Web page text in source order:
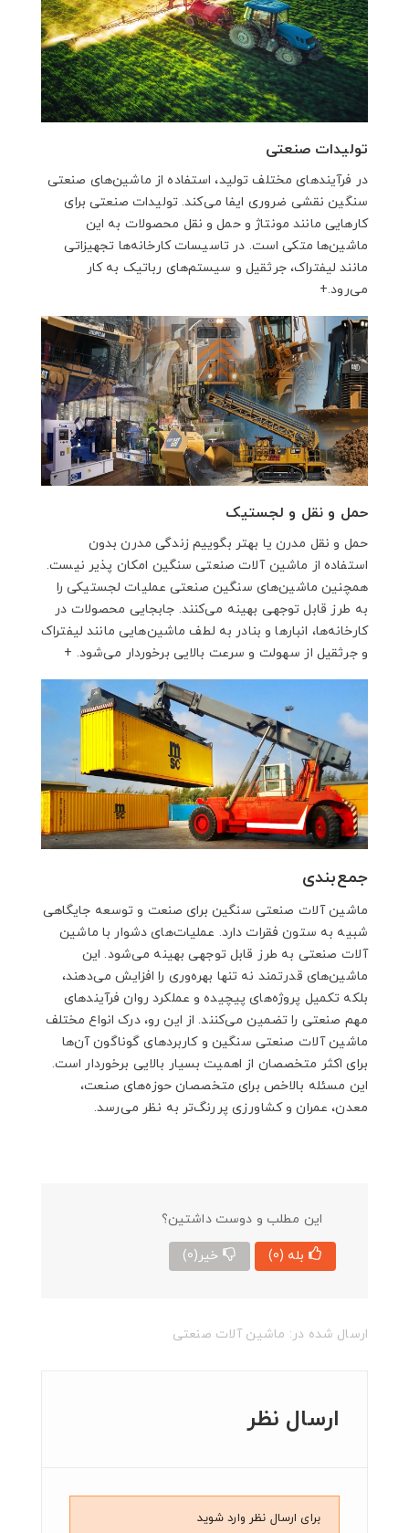
تولیدات صنعتی
در فرآیندهای مختلف تولید، استفاده از ماشین‌های صنعتی
سنگین نقشی ضروری ایفا می‌کند. تولیدات صنعتی برای
کارهایی مانند مونتاژ و حمل و نقل محصولات به این
ماشین‌ها متکی است. در تاسیسات کارخانه‌ها تجهیزاتی
مانند لیفتراک، جرثقیل و سیستم‌های رباتیک به کار
می‌رود.+
حمل و نقل و لجستیک
حمل و نقل مدرن یا بهتر بگوییم زندگی مدرن بدون
استفاده از ماشین آلات صنعتی سنگین امکان پذیر نیست.
همچنین ماشین‌های سنگین صنعتی عملیات لجستیکی را
به طرز قابل توجهی بهینه می‌کنند. جابجایی محصولات در
کارخانه‌ها، انبارها و بنادر به لطف ماشین‌هایی مانند لیفتراک
و جرثقیل از سهولت و سرعت بالایی برخوردار می‌شود. +
جمع‌بندی
ماشین آلات صنعتی سنگین برای صنعت و توسعه جایگاهی
شبیه به ستون فقرات دارد. عملیات‌های دشوار با ماشین
آلات صنعتی به طرز قابل توجهی بهینه می‌شود. این
ماشین‌های قدرتمند نه تنها بهره‌وری را افزایش می‌دهند،
بلکه تکمیل پروژه‌های پیچیده و عملکرد روان فرآیندهای
مهم صنعتی را تضمین می‌کنند. از این رو، درک انواع مختلف
ماشین آلات صنعتی سنگین و کاربردهای گوناگون آن‌ها
برای اکثر متخصصان از اهمیت بسیار بالایی برخوردار است.
این مسئله بالاخص برای متخصصان حوزه‌های صنعت،
معدن، عمران و کشاورزی پررنگ‌تر به نظر می‌رسد.
این مطلب و دوست داشتین؟
بله (0) خیر (0)
ارسال شده در: ماشین آلات صنعتی
ارسال نظر
برای ارسال نظر وارد شوید